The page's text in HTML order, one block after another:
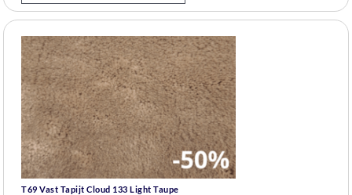
T69 Vast Tapijt Cloud 133 Light Taupe